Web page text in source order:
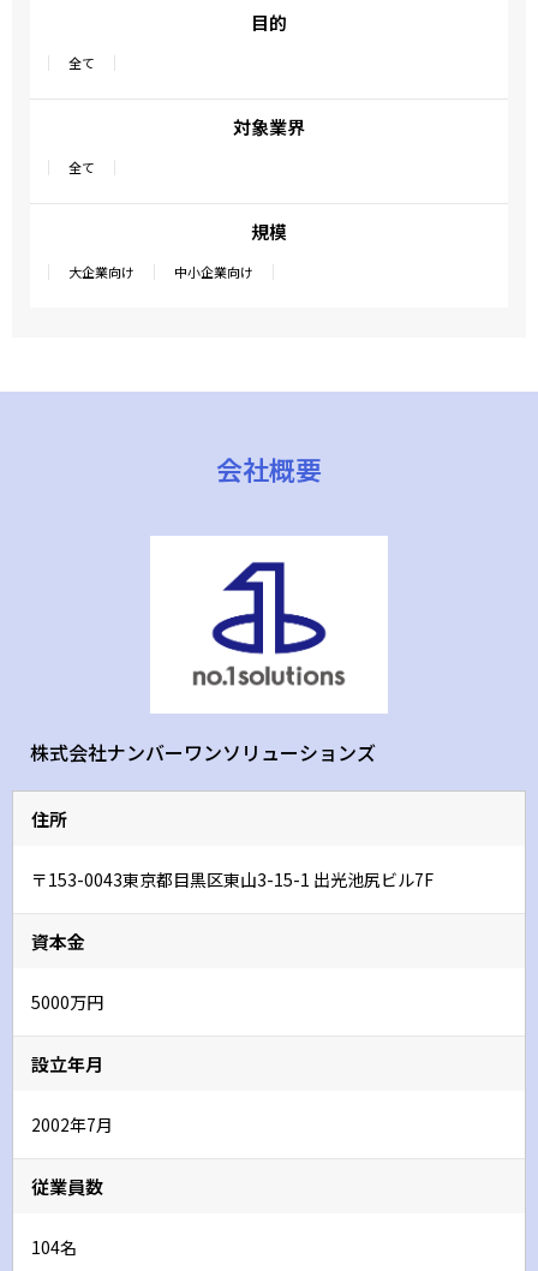
目的
全て
対象業界
全て
規模
大企業向け 中小企業向け
会社概要
株式会社ナンバーワンソリューションズ
住所
〒153-0043東京都目黒区東山3-15-1 出光池尻ビル7F
資本金
5000万円
設立年月
2002年7月
従業員数
104名